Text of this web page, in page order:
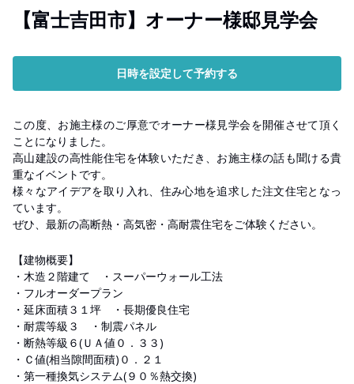
【富士吉田市】オーナー様邸見学会
日時を設定して予約する
この度、お施主様のご厚意でオーナー様見学会を開催させて頂く
ことになりました。
高山建設の高性能住宅を体験いただき、お施主様の話も聞ける貴
重なイベントです。
様々なアイデアを取り入れ、住み心地を追求した注文住宅となっ
ています。
ぜひ、最新の高断熱・高気密・高耐震住宅をご体験ください。
【建物概要】
・木造２階建て ・スーパーウォール工法
・フルオーダープラン
・延床面積３１坪 ・長期優良住宅
・耐震等級３ ・制震パネル
・断熱等級６(ＵＡ値０．３３)
・Ｃ値(相当隙間面積)０．２１
・第一種換気システム(９０％熱交換)